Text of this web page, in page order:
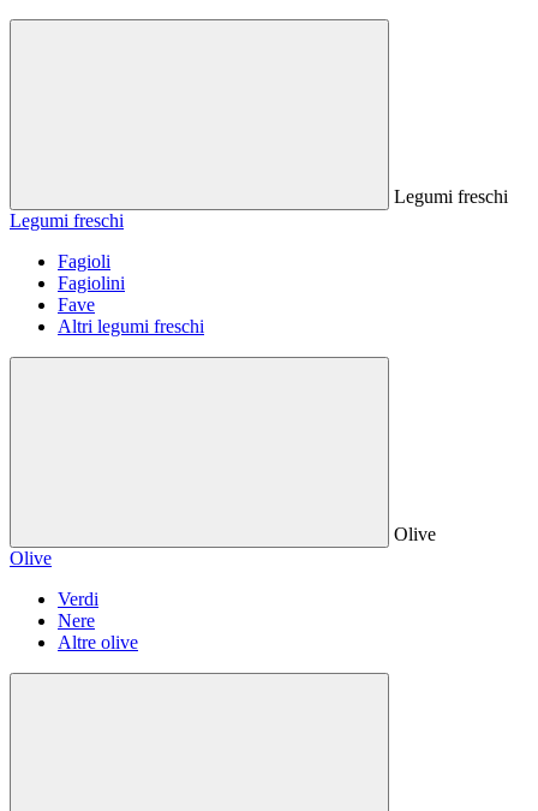
Legumi freschi
Legumi freschi
Fagioli
Fagiolini
Fave
Altri legumi freschi
Olive
Olive
Verdi
Nere
Altre olive